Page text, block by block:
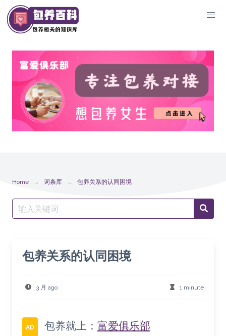
Skip
to
content
Home 词条库 包养关系的认同困境
Search
for:
包养关系的认同困境
3 月 ago 1 minute
AD 包养就上： 富爱俱乐部